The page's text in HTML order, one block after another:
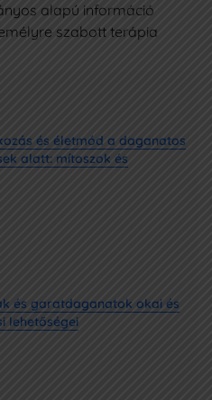
alapú információ
szabott terápia
és életmód a daganatos
alatt: mítoszok és
és garatdaganatok okai és
lehetőségei